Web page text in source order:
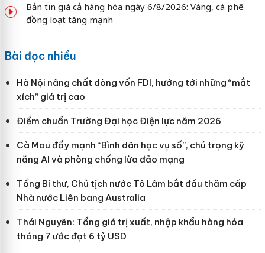
Bản tin giá cả hàng hóa ngày 6/8/2026: Vàng, cà phê
đồng loạt tăng mạnh
Bài đọc nhiều
Hà Nội nâng chất dòng vốn FDI, hướng tới những “mắt
xích” giá trị cao
Điểm chuẩn Trường Đại học Điện lực năm 2026
Cà Mau đẩy mạnh “Bình dân học vụ số”, chú trọng kỹ
năng AI và phòng chống lừa đảo mạng
Tổng Bí thư, Chủ tịch nước Tô Lâm bắt đầu thăm cấp
Nhà nước Liên bang Australia
Thái Nguyên: Tổng giá trị xuất, nhập khẩu hàng hóa
tháng 7 ước đạt 6 tỷ USD